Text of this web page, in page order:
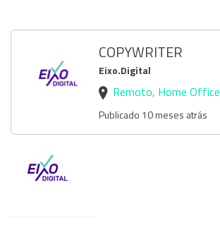
COPYWRITER
Eixo.Digital
Remoto, Home Office
Publicado 10 meses atrás